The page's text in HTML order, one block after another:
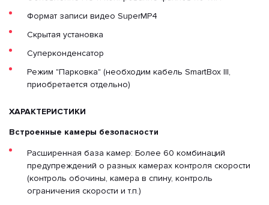
Формат записи видео SuperMP4
Cкpытая установка
Суперконденсатор
Режим "Парковка" (необходим кабель SmartBox III,
приобретается отдельно)
ХАРАКТЕРИСТИКИ
Встроенные камеры безопасности
Расширенная база камер: Более 60 комбинаций
предупреждений о разных камерах контроля скорости
(контроль обочины, камера в спину, контроль
ограничения скорости и т.п.)